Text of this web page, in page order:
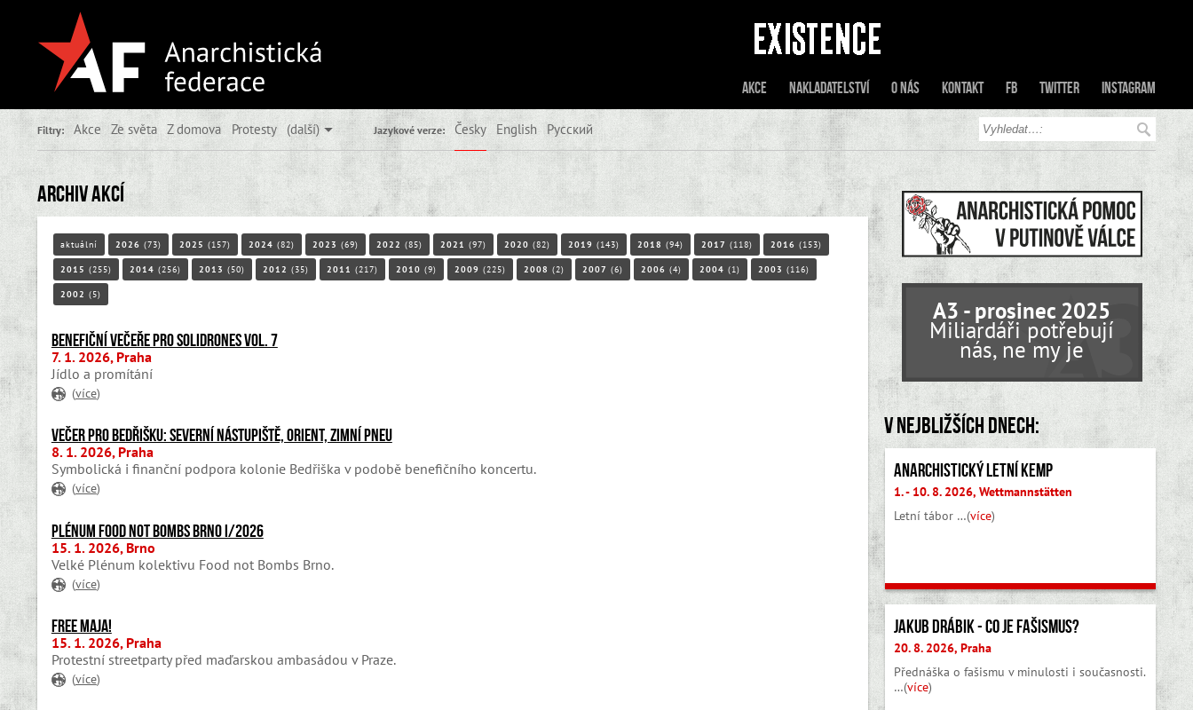
Akce Nakladatelství O nás Kontakt FB Twitter Instagram
Filtry: Akce Ze světa Z domova Protesty (další) Jazykové verze: Česky English Русский
Archiv akcí
aktuální 2026 (73) 2025 (157) 2024 (82) 2023 (69) 2022 (85) 2021 (97) 2020 (82) 2019 (143) 2018 (94) 2017 (118) 2016 (153)
2015 (255) 2014 (256) 2013 (50) 2012 (35) 2011 (217) 2010 (9) 2009 (225) 2008 (2) 2007 (6) 2006 (4) 2004 (1) 2003 (116)
2002 (5)
Benefiční večeře pro Solidrones vol. 7
7. 1. 2026, Praha
Jídlo a promítání
(více)
Večer pro Bedřišku: Severní nástupiště, Orient, Zimní pneu
8. 1. 2026, Praha
Symbolická i finanční podpora kolonie Bedřiška v podobě benefičního koncertu.
(více)
Plénum Food not Bombs Brno I/2026
15. 1. 2026, Brno
Velké Plénum kolektivu Food not Bombs Brno.
(více)
FREE MAJA!
15. 1. 2026, Praha
Protestní streetparty před maďarskou ambasádou v Praze.
(více)
A3 - prosinec 2025
Miliardáři potřebují
nás, ne my je
V nejbližších dnech:
Anarchistický letní kemp
1. - 10. 8. 2026, Wettmannstätten
Letní tábor …(více)
Jakub Drábik - Co je fašismus?
20. 8. 2026, Praha
Přednáška o fašismu v minulosti i současnosti.
…(více)